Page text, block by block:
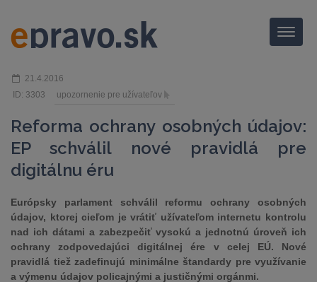
Menu
21.4.2016
ID: 3303
upozornenie pre užívateľov
Reforma ochrany osobných údajov:
EP schválil nové pravidlá pre
digitálnu éru
Európsky parlament schválil reformu ochrany osobných
údajov, ktorej cieľom je vrátiť užívateľom internetu kontrolu
nad ich dátami a zabezpečiť vysokú a jednotnú úroveň ich
ochrany zodpovedajúci digitálnej ére v celej EÚ. Nové
pravidlá tiež zadefinujú minimálne štandardy pre využívanie
a výmenu údajov policajnými a justičnými orgánmi.